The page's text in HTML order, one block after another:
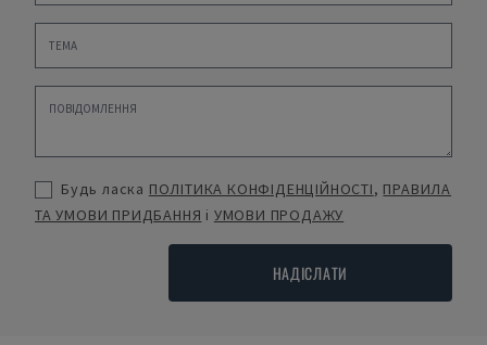
Будь ласка ПОЛІТИКА КОНФІДЕНЦІЙНОСТІ, ПРАВИЛА
ТА УМОВИ ПРИДБАННЯ і УМОВИ ПРОДАЖУ
НАДІСЛАТИ